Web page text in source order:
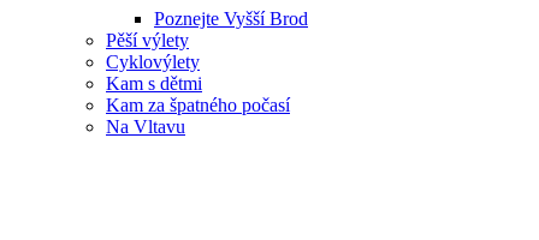
Poznejte Vyšší Brod
Pěší výlety
Cyklovýlety
Kam s dětmi
Kam za špatného počasí
Na Vltavu